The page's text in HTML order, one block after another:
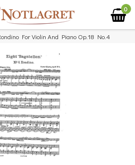
0
For Violin And Piano Op.18 No.4
inte detta...